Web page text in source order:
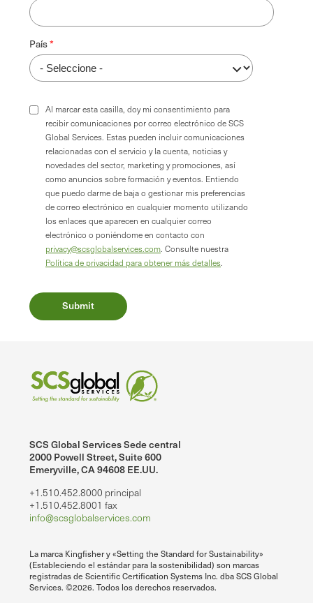
País
Al marcar esta casilla, doy mi consentimiento para
recibir comunicaciones por correo electrónico de SCS
Global Services. Estas pueden incluir comunicaciones
relacionadas con el servicio y la cuenta, noticias y
novedades del sector, marketing y promociones, así
como anuncios sobre formación y eventos. Entiendo
que puedo darme de baja o gestionar mis preferencias
de correo electrónico en cualquier momento utilizando
los enlaces que aparecen en cualquier correo
electrónico o poniéndome en contacto con
privacy@scsglobalservices.com . Consulte nuestra
Política de privacidad para obtener más detalles
SCS Global Services Sede central
2000 Powell Street, Suite 600
Emeryville, CA 94608 EE.UU.
+1.510.452.8000 principal
+1.510.452.8001 fax
info@scsglobalservices.com
La marca Kingfisher y «Setting the Standard for Sustainability»
(Estableciendo el estándar para la sostenibilidad) son marcas
registradas de Scientific Certification Systems Inc. dba SCS Global
Services. ©2026. Todos los derechos reservados.